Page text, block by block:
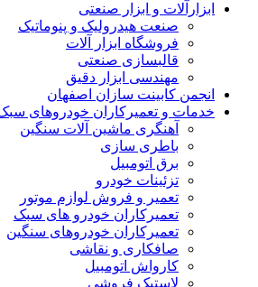
ابزارآلات و ابزار صنعتی
صنعت هیدرولیک و پنوماتیک
فروشگاه ابزار آلات
قالبسازی صنعتی
مهندسی ابزار دقیق
انجمن کابینت سازان اصفهان
خدمات و تعمیرکاران خودروهای
آهنگری ماشین آلات سنگین
باطری سازی
برق اتومبیل
تزئینات خودرو
تعمیر و فروش لوازم موتور
تعمیرکاران خودرو های سبک
تعمیرکاران خودروهای سنگین
صافکاری و نقاشی
کارواش اتومبیل
لاستیک فروشی